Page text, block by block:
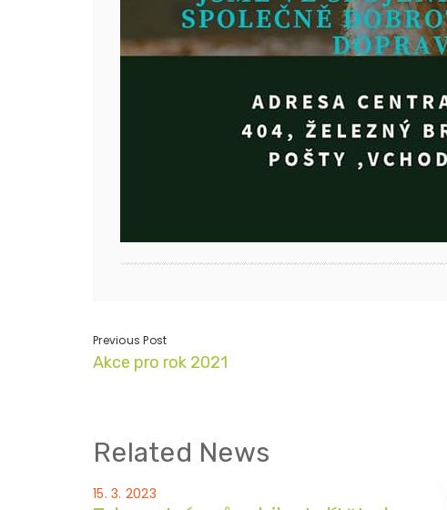
Previous Post
Akce pro rok 2021
Related News
15. 3. 2023